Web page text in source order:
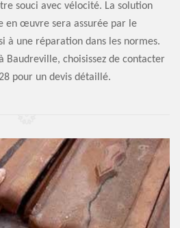
souci avec vélocité. La solution
en œuvre sera assurée par le
à une réparation dans les normes.
Baudreville, choisissez de contacter
pour un devis détaillé.